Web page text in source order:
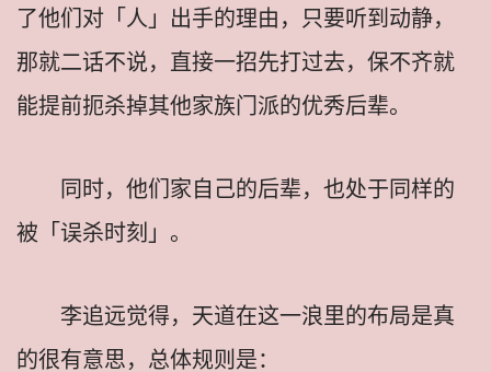
了他们对「人」出手的理由，只要听到动静，
那就二话不说，直接一招先打过去，保不齐就
能提前扼杀掉其他家族门派的优秀后辈。
同时，他们家自己的后辈，也处于同样的
被「误杀时刻」。
李追远觉得，天道在这一浪里的布局是真
的很有意思，总体规则是：